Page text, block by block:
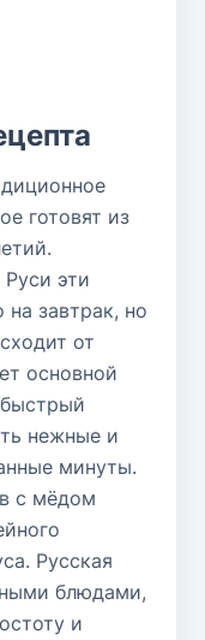
готовят из
эти
завтрак, но
от
основной
нежные и
минуты.
с мёдом
Русская
блюдами,
и